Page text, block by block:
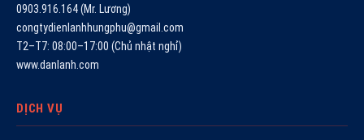
0903.916.164 (Mr. Lương)
congtydienlanhhungphu@gmail.com
T2–T7: 08:00–17:00 (Chủ nhật nghỉ)
www.danlanh.com
DỊCH VỤ